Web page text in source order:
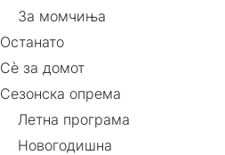
За момчиња
Останато
Сè за домот
Сезонска опрема
Летна програма
Новогодишна